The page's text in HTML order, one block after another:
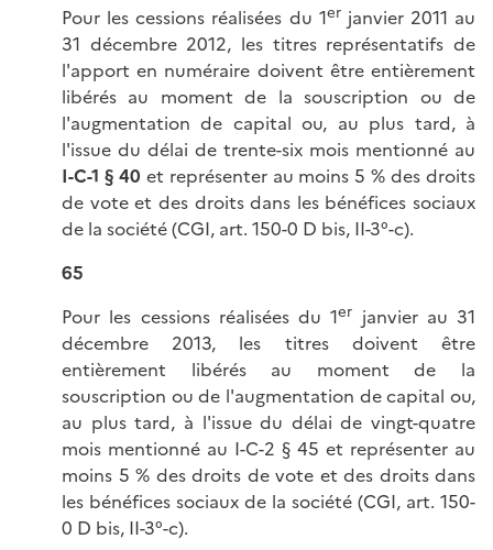
Pour les cessions réalisées du 1erjanvier 2011 au
31 décembre 2012, les titres représentatifs de
l'apport en numéraire doivent être entièrement
libérés au moment de la souscription ou de
l'augmentation de capital ou, au plus tard, à
l'issue du délai de trente-six mois mentionné au
I-C-1 § 40 et représenter au moins 5 % des droits
de vote et des droits dans les bénéfices sociaux
de la société (CGI, art. 150-0 D bis, II-3°-c).
65
Pour les cessions réalisées du 1er janvier au 31
décembre 2013, les titres doivent être
entièrement libérés au moment de la
souscription ou de l'augmentation de capital ou,
au plus tard, à l'issue du délai de vingt-quatre
mois mentionné au I-C-2 § 45 et représenter au
moins 5 % des droits de vote et des droits dans
les bénéfices sociaux de la société (CGI, art. 150-
0 D bis, II-3°-c).